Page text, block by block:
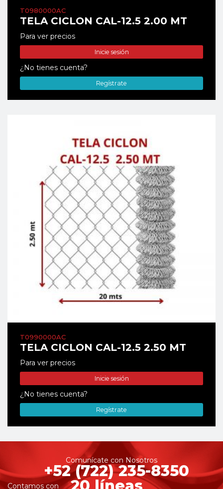
T0980000AC
TELA CICLON CAL-12.5 2.00 MT
Para ver precios
Inicie sesión
¿No tienes cuenta?
Regístrate
T0990000AC
TELA CICLON CAL-12.5 2.50 MT
Para ver precios
Inicie sesión
¿No tienes cuenta?
Regístrate
Comunícate con Nosotros
+52 (722) 235-8350
Contamos con